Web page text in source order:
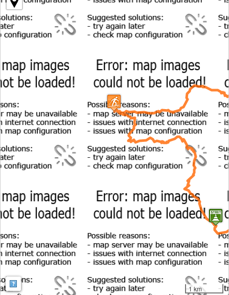
Map: Map: ©OpenStreetMap contributors,SRTM| Map style:
1 km